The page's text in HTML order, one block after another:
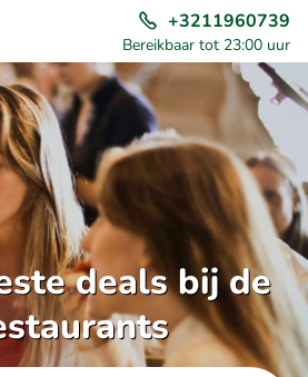
+3211960739
Bereikbaar tot 23:00 uur
deals bij de